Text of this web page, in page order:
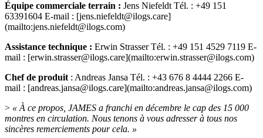
Équipe commerciale terrain : Jens Niefeldt Tél. : +49 151
63391604 E-mail : [jens.niefeldt@ilogs.care]
(mailto:jens.niefeldt@ilogs.com)
Assistance technique : Erwin Strasser Tél. : +49 151 4529 7119 E-
mail : [erwin.strasser@ilogs.care](mailto:erwin.strasser@ilogs.com)
Chef de produit : Andreas Jansa Tél. : +43 676 8 4444 2266 E-
mail : [andreas.jansa@ilogs.care](mailto:andreas.jansa@ilogs.com)
> « À ce propos, JAMES a franchi en décembre le cap des 15 000
montres en circulation. Nous tenons à vous adresser à tous nos
sincères remerciements pour cela. »